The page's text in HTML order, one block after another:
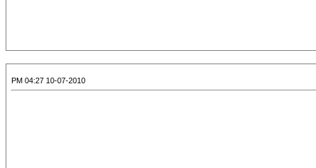
10-07-2010 04:27 PM